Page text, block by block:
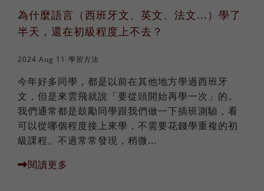
為什麼語言（西班牙文、英文、法文...）學了
半天，還在初級程度上不去？
2024 Aug 11 學習方法
今年好多同學，都是以前在其他地方學過西班牙
文，但是來雲飛就說「要從頭開始再學一次」的。
我們通常都是鼓勵同學跟我們做一下插班測驗，看
可以從哪個程度接上來學，不需要花錢學重複的初
級課程。不過常常發現，稍微...
閱讀更多